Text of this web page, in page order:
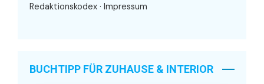
Redaktionskodex · Impressum
BUCHTIPP FÜR ZUHAUSE & INTERIOR